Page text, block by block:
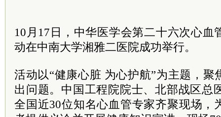
10月17日，中华医学会第二十六次心血
动在中南大学湘雅二医院成功举行。
活动以“健康心脏 为心护航”为主题，聚
出问题。中国工程院院士、北部战区总
全国近30位知名心血管专家齐聚现场，